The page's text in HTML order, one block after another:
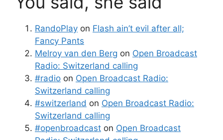
RandoPlay on Flash ain’t evil after all;
Fancy Pants
Melroy van den Berg on Open Broadcast
Radio: Switzerland calling
#radio on Open Broadcast Radio:
Switzerland calling
#switzerland on Open Broadcast Radio:
Switzerland calling
#openbroadcast on Open Broadcast